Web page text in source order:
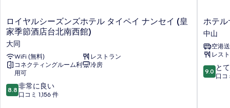
ロ
イ
ヤ
ル
シ
ー
ン
ズ
ロイヤルシーズンズホテル タイペイ ナンセイ (皇
家季節酒店台北南西館)
大同
WiFi (無料)
レストラン
コネクティングルーム利
用可
冷房
10
段
8.8 非常に良い
口コミ 1,156 件
ホ
テ
ル
サ
ン
ル
ー
ホテ
中山
空港
レス
10
段
9.0 と
口コ